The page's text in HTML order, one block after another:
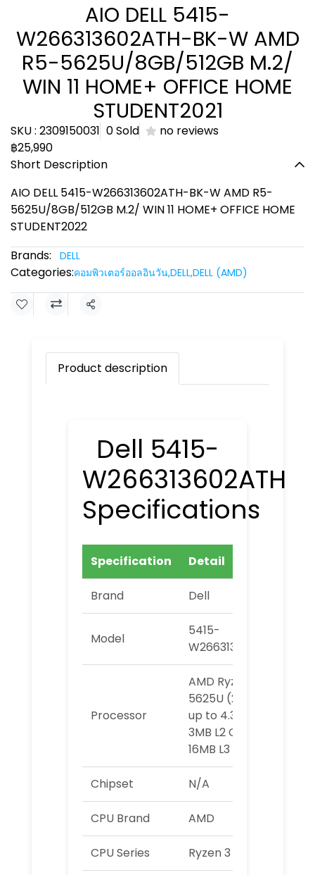
AIO DELL 5415-
W266313602ATH-BK-W AMD
R5-5625U/8GB/512GB M.2/
WIN 11 HOME+ OFFICE HOME
STUDENT2021
SKU : 2309150031 0 Sold
no reviews
฿25,990
Short Description
AIO DELL 5415-W266313602ATH-BK-W AMD R5-
5625U/8GB/512GB M.2/ WIN 11 HOME+ OFFICE HOME
STUDENT2022
Brands:
DELL
Categories:คอมพิวเตอร์ออลอินวัน,DELL,DELL (AMD)
Share
Product description
Dell 5415-
W266313602ATH
Specifications
Specification Detail
Brand Dell
Model
5415-
W266313602ATH
Processor
AMD Ryzen 5
5625U (2.3GHz
up to 4.3GHz,
3MB L2 Cache /
16MB L3 Cache)
Chipset N/A
CPU Brand AMD
CPU Series Ryzen 3